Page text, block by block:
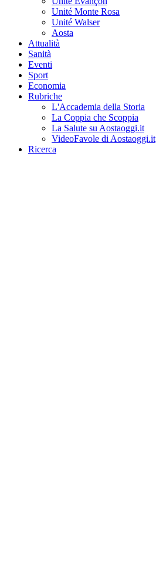
Unité Monte Rosa
Unité Walser
Aosta
Attualità
Sanità
Eventi
Sport
Economia
Rubriche
L'Accademia della Storia
La Coppia che Scoppia
La Salute su Aostaoggi.it
VideoFavole di Aostaoggi.it
Ricerca